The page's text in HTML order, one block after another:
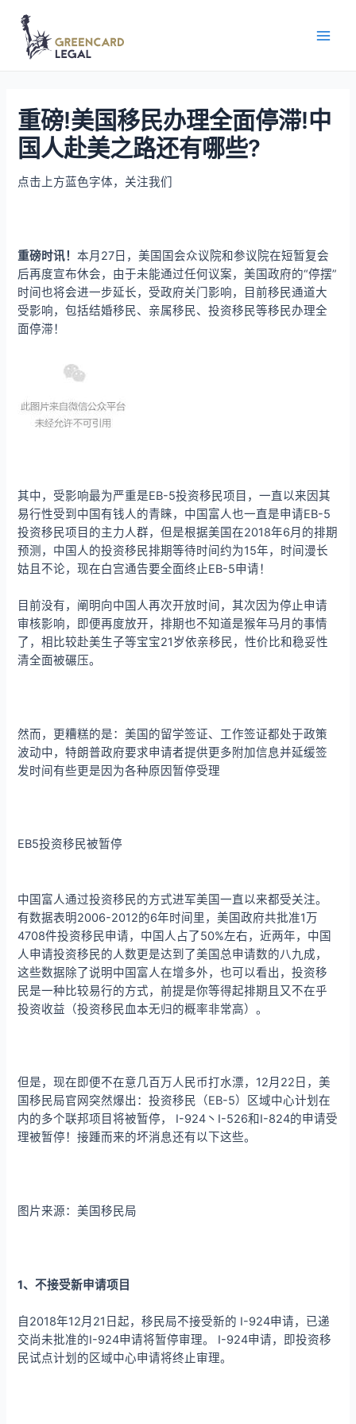
重磅!美国移民办理全面停滞!中
国人赴美之路还有哪些?
点击上方蓝色字体，关注我们
重磅时讯！本月27日，美国国会众议院和参议院在短暂复会
后再度宣布休会，由于未能通过任何议案，美国政府的“停摆”
时间也将会进一步延长，受政府关门影响，目前移民通道大
受影响，包括结婚移民、亲属移民、投资移民等移民办理全
面停滞！
其中，受影响最为严重是EB-5投资移民项目，一直以来因其
易行性受到中国有钱人的青睐，中国富人也一直是申请EB-5
投资移民项目的主力人群，但是根据美国在2018年6月的排期
预测，中国人的投资移民排期等待时间约为15年，时间漫长
姑且不论，现在白宫通告要全面终止EB-5申请！
目前没有，阐明向中国人再次开放时间，其次因为停止申请
审核影响，即便再度放开，排期也不知道是猴年马月的事情
了，相比较赴美生子等宝宝21岁依亲移民，性价比和稳妥性
清全面被碾压。
然而，更糟糕的是：美国的留学签证、工作签证都处于政策
波动中，特朗普政府要求申请者提供更多附加信息并延缓签
发时间有些更是因为各种原因暂停受理
EB5投资移民被暂停
中国富人通过投资移民的方式进军美国一直以来都受关注。
有数据表明2006-2012的6年时间里，美国政府共批准1万
4708件投资移民申请，中国人占了50%左右，近两年，中国
人申请投资移民的人数更是达到了美国总申请数的八九成，
这些数据除了说明中国富人在增多外，也可以看出，投资移
民是一种比较易行的方式，前提是你等得起排期且又不在乎
投资收益（投资移民血本无归的概率非常高）。
但是，现在即便不在意几百万人民币打水漂，12月22日，美
国移民局官网突然爆出：投资移民（EB-5）区域中心计划在
内的多个联邦项目将被暂停， I-924丶I-526和I-824的申请受
理被暂停！接踵而来的坏消息还有以下这些。
图片来源：美国移民局
1、不接受新申请项目
自2018年12月21日起，移民局不接受新的 I-924申请，已递
交尚未批准的I-924申请将暂停审理。 I-924申请，即投资移
民试点计划的区域中心申请将终止审理。